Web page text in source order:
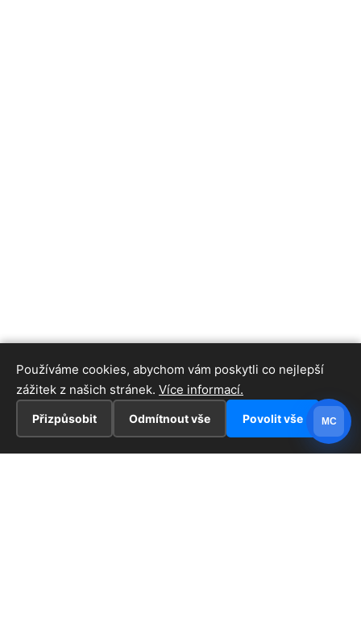
Používáme cookies, abychom vám poskytli co nejlepší
zážitek z našich stránek. Více informací.
Přizpůsobit Odmítnout vše Povolit vše MC